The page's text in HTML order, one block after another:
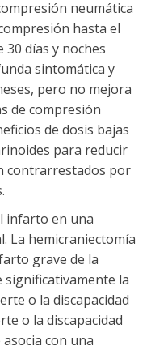
neumática
hasta el
días y noches
sintomática y
pero no mejora
de compresión
de dosis bajas
para reducir
contrarrestados por
infarto en una
La hemicraniectomía
grave de la
la
o la discapacidad
o la discapacidad
con una